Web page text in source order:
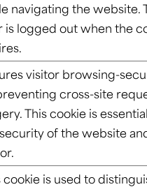
navigating the website.
is logged out when the
visitor browsing-
cross-site
This cookie is
of the website
cookie is used to